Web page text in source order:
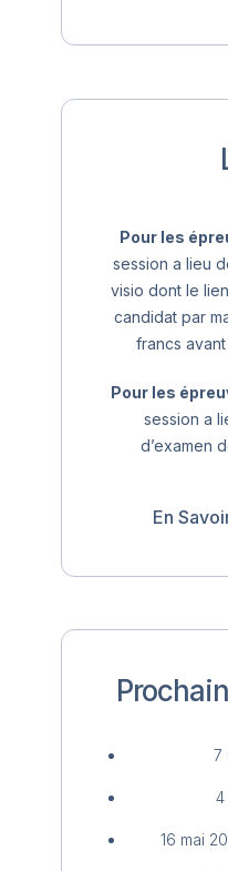
Pour les
session a lieu
visio dont le
candidat par
francs avant
Pour les
session a
d’examen
En
7
4
16 mai